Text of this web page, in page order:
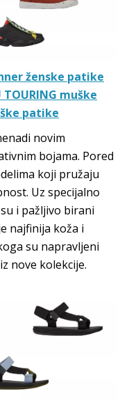
ženske patike
TOURING muške
patike
novim
bojama. Pored
koji pružaju
Uz specijalno
i pažljivo birani
najfinija koža i
su napravljeni
nove kolekcije.